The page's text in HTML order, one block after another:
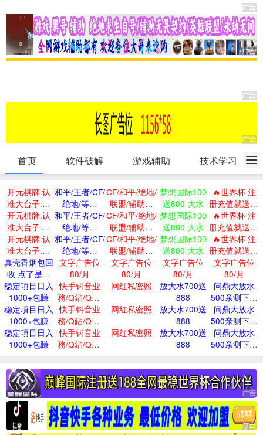
首页 软件破解 游戏辅助 技术学习
开元棋牌.认
准大台子.有
保障
和平/王者/CF/
绝地/等免
ROOT直装
CF/和平/绝地/
联盟/辅助最
低价
梦想国际100
送800 大水
🔥世界杯 注
册充值就送58
🔥
开元棋牌.认
准大台子.有
保障
和平/王者/CF/
绝地/等免
ROOT直装
CF/和平/绝地/
联盟/辅助最
低价
梦想国际100
送800 大水
🔥世界杯 注
册充值就送58
🔥
开元棋牌.认
准大台子.有
保障
和平/王者/CF/
绝地/等免
ROOT直装
CF/和平/绝地/
联盟/辅助最
低价
梦想国际100
送800 大水
🔥世界杯 注
册充值就送58
🔥
真壳香烟包回
收 点了是我
的qq名片
文字广告位
80/月
文字广告位
80/月
文字广告位
80/月
文字广告位
80/月
稳定項目日入
1000+包賺
快手钭音业
務/Q鉆/Q贊/
全网低價
网红私密照
放大水700送
888
问鼎大放水
500亲测下分
3w
稳定項目日入
1000+包賺
快手钭音业
務/Q鉆/Q贊/
全网低價
网红私密照
放大水700送
888
问鼎大放水
500亲测下分
3w
稳定項目日入
1000+包賺
快手钭音业
務/Q鉆/Q贊/
网红私密照
放大水700送
888
问鼎大放水
500亲测下分